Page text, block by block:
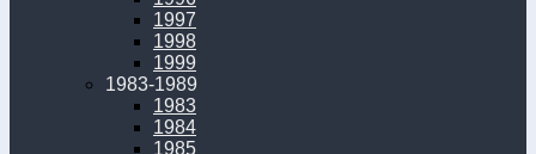
1997
1998
1999
1983-1989
1983
1984
1985